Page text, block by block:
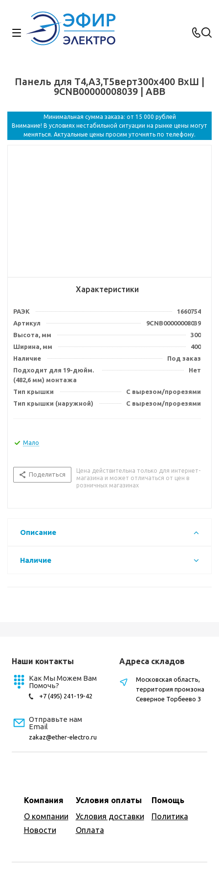
Панель для T4,A3,T5верт300x400 ВхШ |
9CNB00000008039 | ABB
Минимальная сумма заказа: от 15 000 рублей
Внимание! В условиях нестабильной ситуации на рынке цены могут
меняться. Актуальные цены просим уточнять по телефону.
Характеристики
РАЭК
1660754
Артикул
9CNB00000008039
Высота, мм
300
Ширина, мм
400
Наличие
Под заказ
Подходит для 19-дюйм.
(482,6 мм) монтажа
Нет
Тип крышки
С вырезом/прорезями
Тип крышки (наружной)
С вырезом/прорезями
Мало
Поделиться
Цена действительна только для интернет-
магазина и может отличаться от цен в
розничных магазинах
Описание
Наличие
Наши контакты
Как Мы Можем Вам
Помочь?
+7 (495) 241-19-42
Отправьте нам
Email
zakaz@ether-electro.ru
Компания
О компании
Новости
Условия оплаты
Условия доставки
Оплата
Помощь
Политика
Адреса складов
Московская область,
территория промзона
Северное Торбеево 3